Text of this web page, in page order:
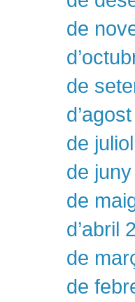
de
de
de
de
de
d’abril
de
de